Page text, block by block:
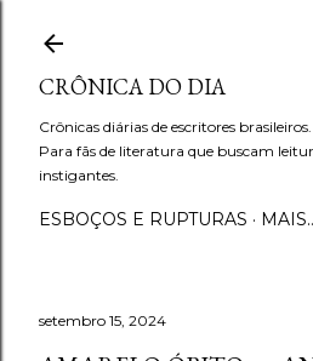
CRÔNICA DO DIA
Crônicas diárias de escritores
Para fãs de literatura que buscam
instigantes.
ESBOÇOS E RUPTURAS
setembro 15, 2024